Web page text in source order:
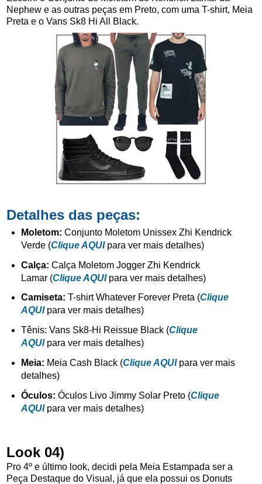
Nephew e as outras peças em Preto, com uma T-shirt, Meia
Preta e o Vans Sk8 Hi All Black.
Detalhes das peças:
Moletom: Conjunto Moletom Unissex Zhi Kendrick
Verde (Clique AQUIpara ver mais detalhes)
Calça: Calça Moletom Jogger Zhi Kendrick
Lamar (Clique AQUIpara ver mais detalhes)
Camiseta: T-shirt Whatever Forever Preta (Clique
AQUIpara ver mais detalhes)
Tênis: Vans Sk8-Hi Reissue Black (Clique
AQUIpara ver mais detalhes)
Meia: Meia Cash Black (Clique AQUIpara ver mais
detalhes)
Óculos: Óculos Livo Jimmy Solar Preto (Clique
AQUIpara ver mais detalhes)
Look 04)
Pro 4º e último look, decidi pela Meia Estampada ser a
Peça Destaque do Visual, já que ela possui os Donuts